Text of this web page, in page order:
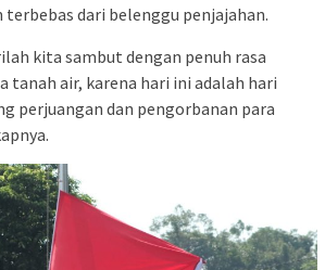
terbebas dari belenggu penjajahan.
kita sambut dengan penuh rasa
tanah air, karena hari ini adalah hari
perjuangan dan pengorbanan para